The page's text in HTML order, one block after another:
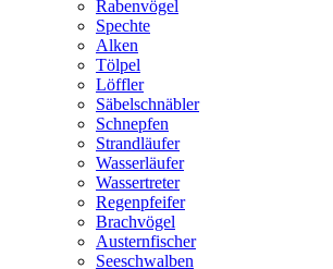
Rabenvögel
Spechte
Alken
Tölpel
Löffler
Säbelschnäbler
Schnepfen
Strandläufer
Wasserläufer
Wassertreter
Regenpfeifer
Brachvögel
Austernfischer
Seeschwalben